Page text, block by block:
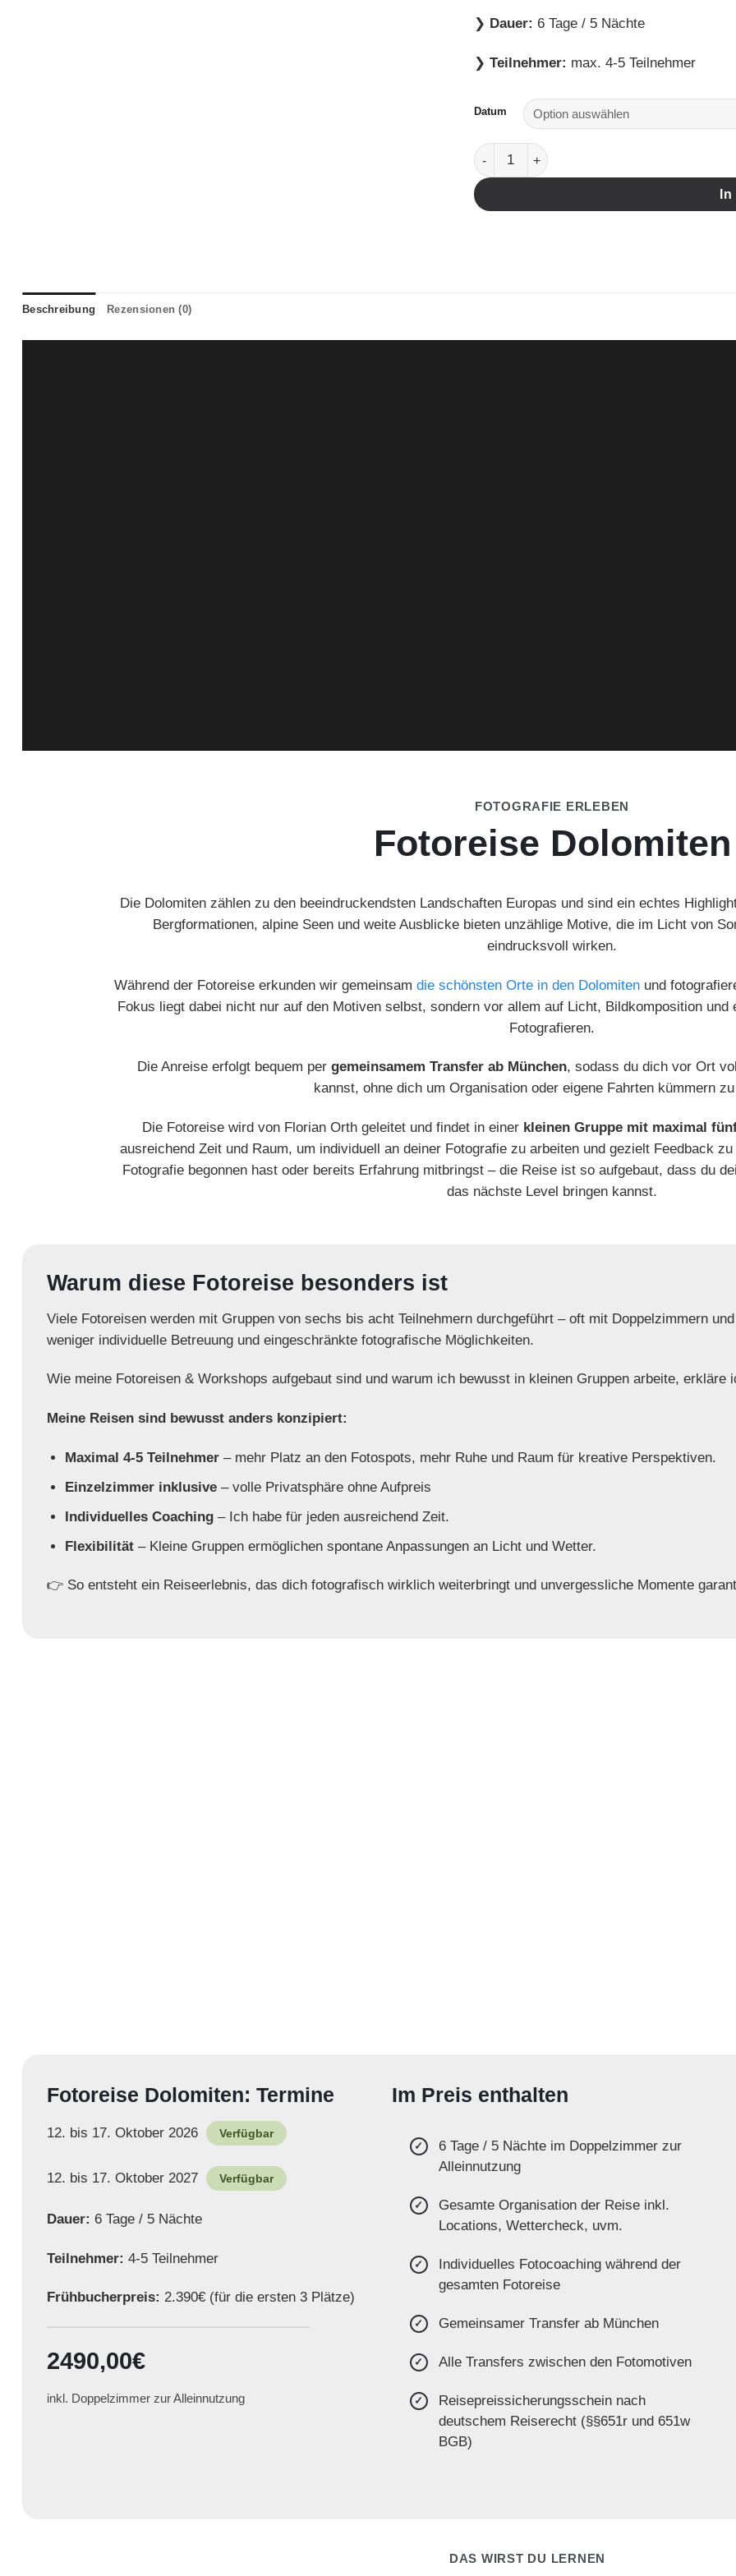
❯ Dauer: 6 Tage / 5 Nächte
❯ Teilnehmer: max. 4-5 Teilnehmer
Datum
Fotoreise Dolomiten Menge
Beschreibung Rezensionen (0)
FOTOGRAFIE ERLEBEN
Fotoreise Dolomiten
Die Dolomiten zählen zu den beeindruckendsten Landschaften Europas und sind ein echtes
Bergformationen, alpine Seen und weite Ausblicke bieten unzählige Motive, die im Licht von
eindrucksvoll wirken.
Während der Fotoreise erkunden wir gemeinsam die schönsten Orte in den Dolomiten und
Fokus liegt dabei nicht nur auf den Motiven selbst, sondern vor allem auf Licht, Bildkomposition und
Fotografieren.
Die Anreise erfolgt bequem per gemeinsamem Transfer ab München, sodass du dich vor Ort
kannst, ohne dich um Organisation oder eigene Fahrten kümmern
Die Fotoreise wird von Florian Orth geleitet und findet in einer kleinen Gruppe mit maximal
ausreichend Zeit und Raum, um individuell an deiner Fotografie zu arbeiten und gezielt Feedback
Fotografie begonnen hast oder bereits Erfahrung mitbringst – die Reise ist so aufgebaut, dass du
das nächste Level bringen kannst.
Warum diese Fotoreise besonders ist
Viele Fotoreisen werden mit Gruppen von sechs bis acht Teilnehmern durchgeführt – oft mit Doppelzimmern
weniger individuelle Betreuung und eingeschränkte fotografische Möglichkeiten.
Wie meine Fotoreisen & Workshops aufgebaut sind und warum ich bewusst in kleinen Gruppen arbeite, erkläre
Meine Reisen sind bewusst anders konzipiert:
Maximal 4-5 Teilnehmer– mehr Platz an den Fotospots, mehr Ruhe und Raum für kreative Perspektiven.
Einzelzimmer inklusive– volle Privatsphäre ohne Aufpreis
Individuelles Coaching – Ich habe für jeden ausreichend Zeit.
Flexibilität– Kleine Gruppen ermöglichen spontane Anpassungen an Licht und Wetter.
👉 So entsteht ein Reiseerlebnis, das dich fotografisch wirklich weiterbringt und unvergessliche Momente
Fotoreise Dolomiten: Termine
12. bis 17. Oktober 2026 Verfügbar
12. bis 17. Oktober 2027 Verfügbar
Dauer: 6 Tage / 5 Nächte
Teilnehmer: 4-5 Teilnehmer
Frühbucherpreis: 2.390€ (für die ersten 3 Plätze)
2490,00€
inkl. Doppelzimmer zur Alleinnutzung
Im Preis enthalten
6 Tage / 5 Nächte im Doppelzimmer zur
Alleinnutzung
Gesamte Organisation der Reise inkl.
Locations, Wettercheck, uvm.
Individuelles Fotocoaching während der
gesamten Fotoreise
Gemeinsamer Transfer ab München
Alle Transfers zwischen den Fotomotiven
Reisepreissicherungsschein nach
deutschem Reiserecht (§§651r und 651w
BGB)
DAS WIRST DU LERNEN